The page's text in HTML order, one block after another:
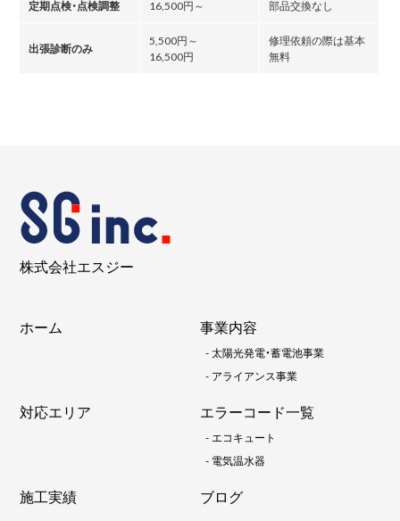
定期点検・点検調整 16,500円～ 部品交換なし
出張診断のみ
5,500円～
16,500円
修理依頼の際は基本
無料
株式会社エスジー
ホーム 事業内容
-太陽光発電・蓄電池事業
- アライアンス事業
対応エリア エラーコード一覧
-エコキュート
- 電気温水器
施工実績
ブログ